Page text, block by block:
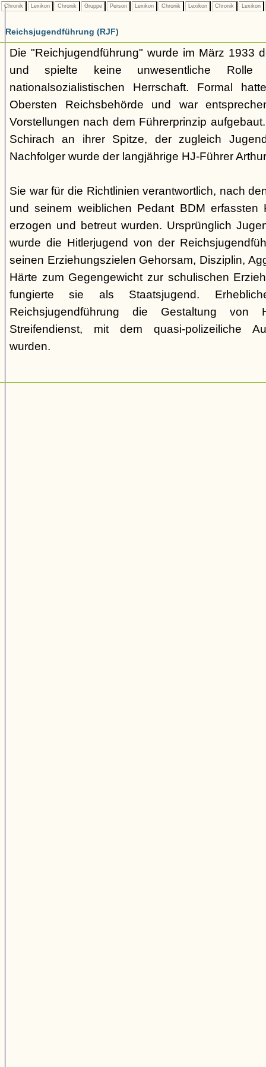
Chronik Lexikon Chronik Gruppe Person Lexikon Chronik Lexikon Chronik Lexikon
Reichsjugendführung (RJF)
Die "Reichjugendführung" wurde im März 1933
und spielte keine unwesentliche Rolle
nationalsozialistischen Herrschaft. Formal
Obersten Reichsbehörde und war
Vorstellungen nach dem Führerprinzip
Schirach an ihrer Spitze, der zugleich
Nachfolger wurde der langjährige HJ-Führer
Sie war für die Richtlinien verantwortlich, nach
und seinem weiblichen Pedant BDM erfassten
erzogen und betreut wurden. Ursprünglich
wurde die Hitlerjugend von der
seinen Erziehungszielen Gehorsam, Disziplin,
Härte zum Gegengewicht zur schulischen
fungierte sie als Staatsjugend.
Reichsjugendführung die Gestaltung von
Streifendienst, mit dem quasi-polizeiliche
wurden.